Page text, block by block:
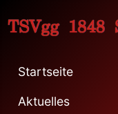
Startseite
Aktuelles